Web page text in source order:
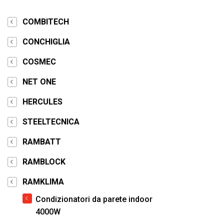
COMBITECH
CONCHIGLIA
COSMEC
NET ONE
HERCULES
STEELTECNICA
RAMBATT
RAMBLOCK
RAMKLIMA
Condizionatori da parete indoor
4000W